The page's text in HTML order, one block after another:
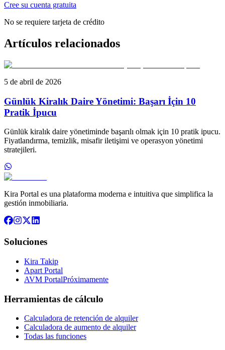
Cree su cuenta gratuita
No se requiere tarjeta de crédito
Artículos relacionados
5 de abril de 2026
Günlük Kiralık Daire Yönetimi: Başarı İçin 10
Pratik İpucu
Günlük kiralık daire yönetiminde başarılı olmak için 10 pratik ipucu.
Fiyatlandırma, temizlik, misafir iletişimi ve operasyon yönetimi
stratejileri.
Kira Portal es una plataforma moderna e intuitiva que simplifica la
gestión inmobiliaria.
Soluciones
Kira Takip
Apart Portal
AVM PortalPróximamente
Herramientas de cálculo
Calculadora de retención de alquiler
Calculadora de aumento de alquiler
Todas las funciones